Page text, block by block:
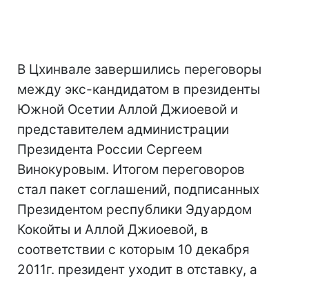
В Цхинвале завершились переговоры
между экс-кандидатом в президенты
Южной Осетии Аллой Джиоевой и
представителем администрации
Президента России Сергеем
Винокуровым. Итогом переговоров
стал пакет соглашений, подписанных
Президентом республики Эдуардом
Кокойты и Аллой Джиоевой, в
соответствии с которым 10 декабря
2011г. президент уходит в отставку, а